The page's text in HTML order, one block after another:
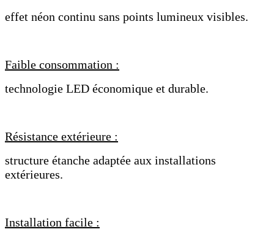
effet néon continu sans points lumineux visibles.
Faible consommation :
technologie LED économique et durable.
Résistance extérieure :
structure étanche adaptée aux installations
extérieures.
Installation facile :